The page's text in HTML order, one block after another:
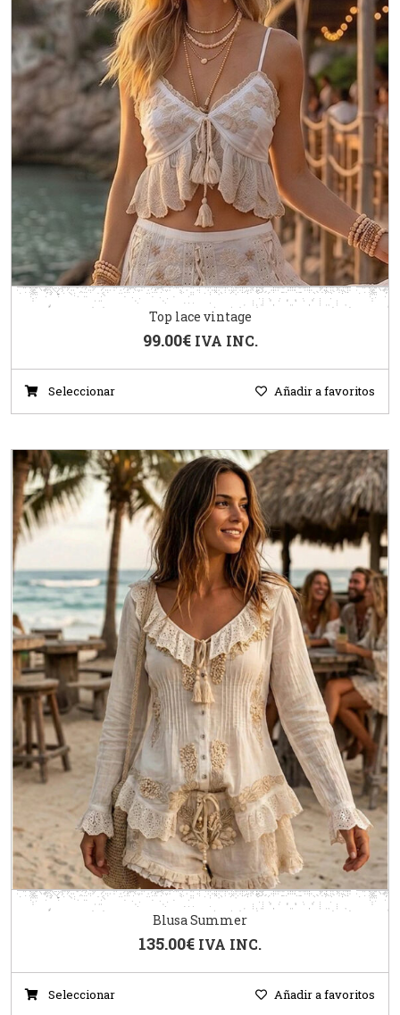
Top lace vintage
99.00€ IVA INC.
Seleccionar Añadir a favoritos
Blusa Summer
135.00€ IVA INC.
Seleccionar Añadir a favoritos